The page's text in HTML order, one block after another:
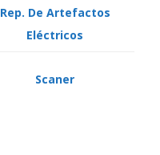
Rep. De Artefactos
Eléctricos
Scaner